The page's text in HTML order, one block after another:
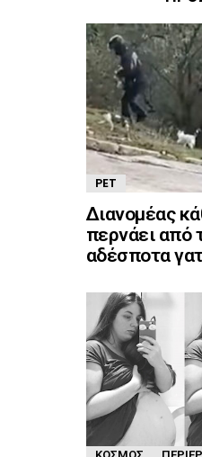
PET
Διανομέας
περνάει από
αδέσποτα